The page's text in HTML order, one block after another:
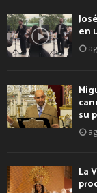
en
su
La